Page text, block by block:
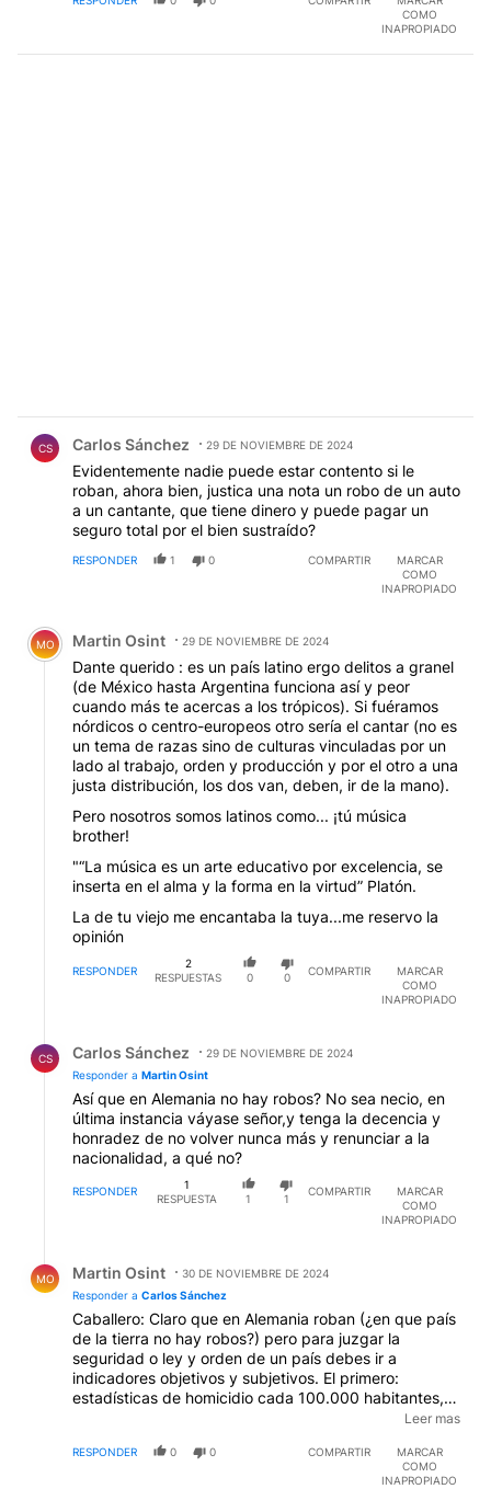
COMO
INAPROPIADO
CS Carlos Sánchez 29 DE NOVIEMBRE DE 2024
Evidentemente nadie puede estar contento si le
roban, ahora bien, justica una nota un robo de un auto
a un cantante, que tiene dinero y puede pagar un
seguro total por el bien sustraído?
RESPONDER 1 0 COMPARTIR
MARCAR
COMO
INAPROPIADO
Comentario de Martin Osint.
MO Martin Osint 29 DE NOVIEMBRE DE 2024
Dante querido : es un país latino ergo delitos a granel
(de México hasta Argentina funciona así y peor
cuando más te acercas a los trópicos). Si fuéramos
nórdicos o centro-europeos otro sería el cantar (no es
un tema de razas sino de culturas vinculadas por un
lado al trabajo, orden y producción y por el otro a una
justa distribución, los dos van, deben, ir de la mano).
Pero nosotros somos latinos como... ¡tú música
brother!
"“La música es un arte educativo por excelencia, se
inserta en el alma y la forma en la virtud” Platón.
La de tu viejo me encantaba la tuya...me reservo la
opinión
RESPONDER
2
RESPUESTAS
0 0
COMPARTIR
MARCAR
COMO
INAPROPIADO
CS Carlos Sánchez
29 DE NOVIEMBRE DE 2024
Responder a Martin Osint
Así que en Alemania no hay robos? No sea necio, en
última instancia váyase señor,y tenga la decencia y
honradez de no volver nunca más y renunciar a la
nacionalidad, a qué no?
RESPONDER
1
RESPUESTA
1 1
COMPARTIR
MARCAR
COMO
INAPROPIADO
MO Martin Osint
30 DE NOVIEMBRE DE 2024
Responder a Carlos Sánchez
Caballero: Claro que en Alemania roban (¿en que país
de la tierra no hay robos?) pero para juzgar la
seguridad o ley y orden de un país debes ir a
indicadores objetivos y subjetivos. El primero:
estadísticas de homicidio cada 100.000 habitantes,
denuncias de robos/cantidad de población, causas
con sentencia firme. Del segundo, factores culturales:
mayor respeto a las normas y orden público.
Leer mas
RESPONDER 0 0 COMPARTIR
MARCAR
COMO
INAPROPIADO